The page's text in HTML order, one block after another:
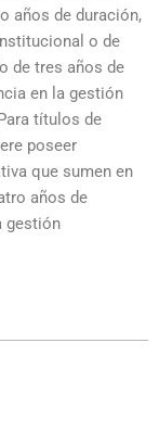
años de duración,
o de
de tres años de
en la gestión
títulos de
poseer
que sumen en
años de
gestión